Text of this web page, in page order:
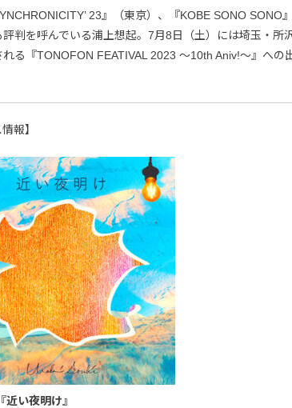
23』（東京）、『KOBE SONO SONO
評判を呼んでいる浦上想起。7月8日（土）には埼玉・所
れる『TONOFON FEATIVAL 2023 ～10th Aniv!～』への
報】
近い夜明け』